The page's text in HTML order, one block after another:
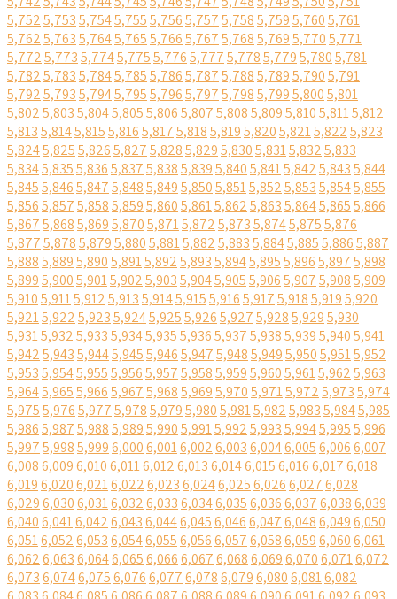
5,7525,7535,7545,7555,7565,7575,7585,7595,7605,761
5,7625,7635,7645,7655,7665,7675,7685,7695,7705,771
5,7725,7735,7745,7755,7765,7775,7785,7795,7805,781
5,7825,7835,7845,7855,7865,7875,7885,7895,7905,791
5,7925,7935,7945,7955,7965,7975,7985,7995,8005,801
5,8025,8035,8045,8055,8065,8075,8085,8095,8105,8115,812
5,8135,8145,8155,8165,8175,8185,8195,8205,8215,8225,823
5,8245,8255,8265,8275,8285,8295,8305,8315,8325,833
5,8345,8355,8365,8375,8385,8395,8405,8415,8425,8435,844
5,8455,8465,8475,8485,8495,8505,8515,8525,8535,8545,855
5,8565,8575,8585,8595,8605,8615,8625,8635,8645,8655,866
5,8675,8685,8695,8705,8715,8725,8735,8745,8755,876
5,8775,8785,8795,8805,8815,8825,8835,8845,8855,8865,887
5,8885,8895,8905,8915,8925,8935,8945,8955,8965,8975,898
5,8995,9005,9015,9025,9035,9045,9055,9065,9075,9085,909
5,9105,9115,9125,9135,9145,9155,9165,9175,9185,9195,920
5,9215,9225,9235,9245,9255,9265,9275,9285,9295,930
5,9315,9325,9335,9345,9355,9365,9375,9385,9395,9405,941
5,9425,9435,9445,9455,9465,9475,9485,9495,9505,9515,952
5,9535,9545,9555,9565,9575,9585,9595,9605,9615,9625,963
5,9645,9655,9665,9675,9685,9695,9705,9715,9725,9735,974
5,9755,9765,9775,9785,9795,9805,9815,9825,9835,9845,985
5,9865,9875,9885,9895,9905,9915,9925,9935,9945,9955,996
5,9975,9985,9996,0006,0016,0026,0036,0046,0056,0066,007
6,0086,0096,0106,0116,0126,0136,0146,0156,0166,0176,018
6,0196,0206,0216,0226,0236,0246,0256,0266,0276,028
6,0296,0306,0316,0326,0336,0346,0356,0366,0376,0386,039
6,0406,0416,0426,0436,0446,0456,0466,0476,0486,0496,050
6,0516,0526,0536,0546,0556,0566,0576,0586,0596,0606,061
6,0626,0636,0646,0656,0666,0676,0686,0696,0706,0716,072
6,0736,0746,0756,0766,0776,0786,0796,0806,0816,082